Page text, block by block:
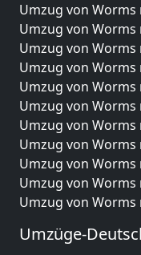
Umzug von Worms
Umzug von Worms
Umzug von Worms
Umzug von Worms
Umzug von Worms
Umzug von
Umzug von Worms
Umzug von
Umzug von
Umzug von
Umzug von
Umzüge-